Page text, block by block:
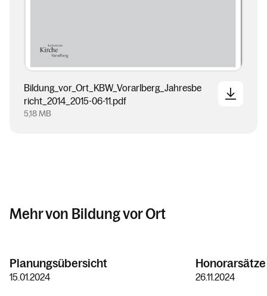
Bildung_vor_Ort_KBW_Vorarlberg_Jahresbe
richt_2014_2015-06-11.pdf
5,18 MB
Mehr von Bildung vor Ort
Planungsübersicht
15.01.2024
Honorarsätze
26.11.2024